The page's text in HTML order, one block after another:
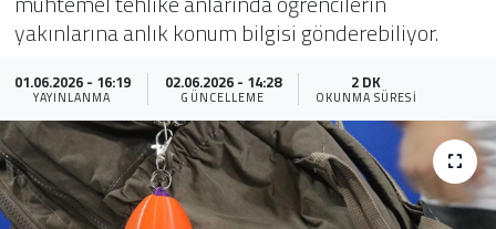
yakınlarına anlık konum bilgisi gönderebiliyor.
01.06.2026 - 16:19
YAYINLANMA
02.06.2026 - 14:28
GÜNCELLEME
2 DK
OKUNMA SÜRESI
Yaşam
Sağlık
Yazarlar
Resmi İlan